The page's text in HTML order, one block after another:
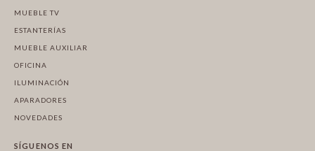
MUEBLE TV
ESTANTERÍAS
MUEBLE AUXILIAR
OFICINA
ILUMINACIÓN
APARADORES
NOVEDADES
SÍGUENOS EN